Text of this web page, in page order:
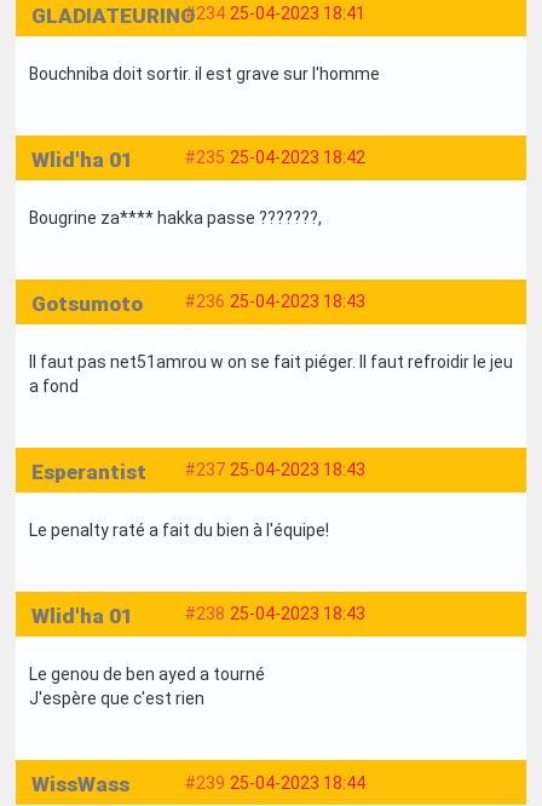
#234 25-04-2023 18:41
GLADIATEURINO
Bouchniba doit sortir. il est grave sur l'homme
#235 25-04-2023 18:42
Wlid'ha 01
Bougrine za**** hakka passe ???????,
#236 25-04-2023 18:43
Gotsumoto
Il faut pas net51amrou w on se fait piéger. Il faut refroidir le jeu
a fond
#237 25-04-2023 18:43
Esperantist
Le penalty raté a fait du bien à l'équipe!
#238 25-04-2023 18:43
Wlid'ha 01
Le genou de ben ayed a tourné
J'espère que c'est rien
#239 25-04-2023 18:44
WissWass